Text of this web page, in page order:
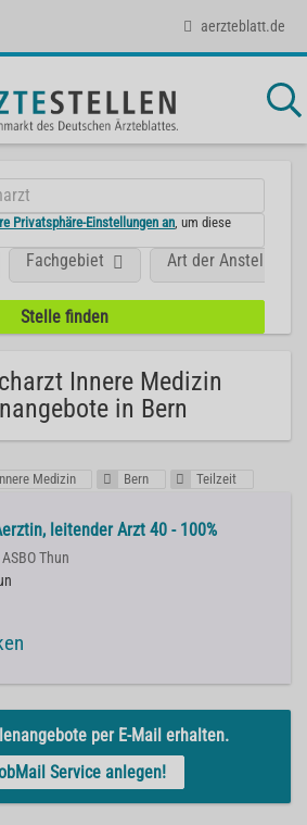
aerzteblatt.de
Privatsphäre-Einstellungen an , um diese
Fachgebiet Art der Anstellung
Innere Medizin
in Bern
Medizin Bern Teilzeit
leitender Arzt 40 - 100%
ASBO Thun
per E-Mail erhalten.
Service anlegen!